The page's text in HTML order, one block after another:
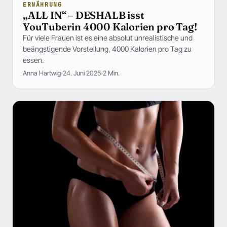
ERNÄHRUNG
„ALL IN“ – DESHALB isst
YouTuberin 4000 Kalorien pro Tag!
Für viele Frauen ist es eine absolut unrealistische und
beängstigende Vorstellung, 4000 Kalorien pro Tag zu
essen.
Anna Hartwig 24. Juni 2025 2 Min.